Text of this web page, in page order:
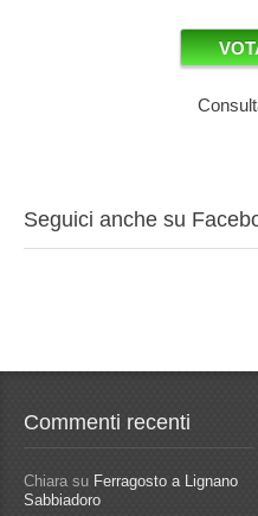
Seguici anche su
Commenti recenti
Chiarasu Ferragosto a Lignano
Sabbiadoro